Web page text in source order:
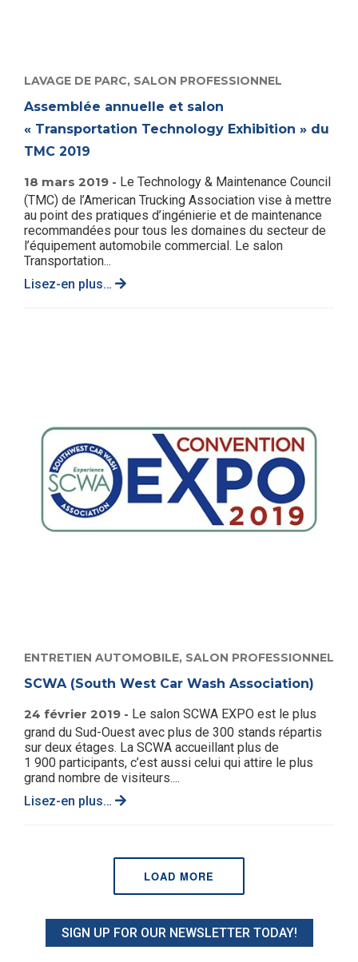
LAVAGE DE PARC, SALON PROFESSIONNEL
Assemblée annuelle et salon
« Transportation Technology Exhibition » du
TMC 2019
18 mars 2019 - Le Technology & Maintenance Council
(TMC) de l’American Trucking Association vise à mettre
au point des pratiques d’ingénierie et de maintenance
recommandées pour tous les domaines du secteur de
l’équipement automobile commercial. Le salon
Transportation...
Lisez-en plus…
ENTRETIEN AUTOMOBILE, SALON PROFESSIONNEL
SCWA (South West Car Wash Association)
24 février 2019 - Le salon SCWA EXPO est le plus
grand du Sud-Ouest avec plus de 300 stands répartis
sur deux étages. La SCWA accueillant plus de
1 900 participants, c’est aussi celui qui attire le plus
grand nombre de visiteurs....
Lisez-en plus…
LOAD MORE
SIGN UP FOR OUR NEWSLETTER TODAY!